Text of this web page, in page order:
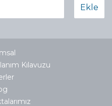
Ekle
Kılavuzu